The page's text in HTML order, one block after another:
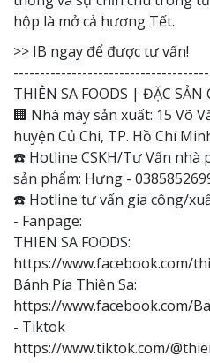
hộp là mở cả hương Tết.
>> IB ngay để được tư vấn!
THIÊN SA FOODS | ĐẶC SẢN
🏢 Nhà máy sản xuất: 15 Võ
huyện Củ Chi, TP. Hồ Chí
☎️ Hotline CSKH/Tư Vấn nhà
sản phẩm: Hưng -
☎️ Hotline tư vấn gia công/
- Fanpage:
THIEN SA FOODS:
https://www.facebook.com/
Bánh Pía Thiên Sa:
https://www.facebook.com/
- Tiktok
https://www.tiktok.com/